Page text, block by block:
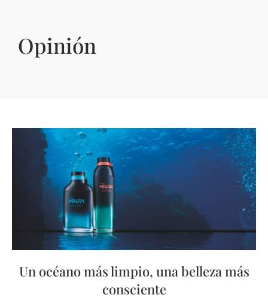
Opinión
Un océano más limpio, una belleza más
consciente